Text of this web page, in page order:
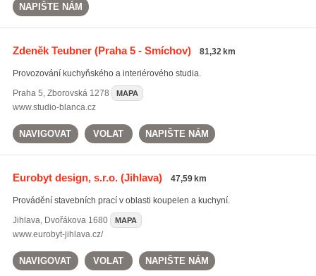
NAPIŠTE NÁM
Zdeněk Teubner(Praha 5 - Smíchov) 81,32 km
Provozování kuchyňského a interiérového studia.
Praha 5, Zborovská 1278 MAPA
www.studio-blanca.cz
NAVIGOVAT VOLAT NAPIŠTE NÁM
Eurobyt design, s.r.o.(Jihlava) 47,59 km
Provádění stavebních prací v oblasti koupelen a kuchyní.
Jihlava, Dvořákova 1680 MAPA
www.eurobyt-jihlava.cz/
NAVIGOVAT VOLAT NAPIŠTE NÁM